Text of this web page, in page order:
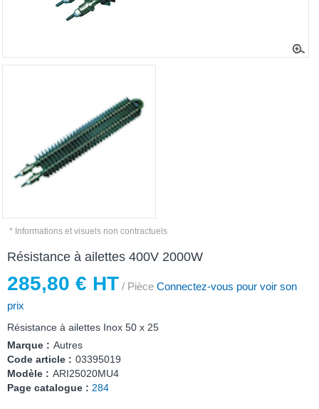
* Informations et visuels non contractuels
Résistance à ailettes 400V 2000W
285,80 € HT / Pièce Connectez-vous pour voir son
prix
Résistance à ailettes Inox 50 x 25
Marque : Autres
Code article : 03395019
Modèle : ARI25020MU4
Page catalogue : 284